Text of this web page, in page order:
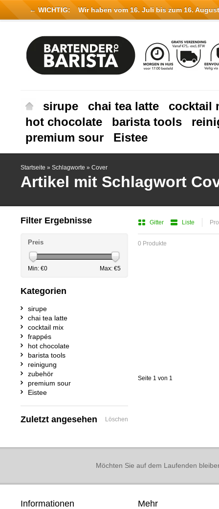
sirupe chai tea latte
cocktail
hot chocolate
barista tools
premium sour
Eistee
Startseite » Schlagworte » Cover
Artikel mit Schlagwort
Gitter Liste
0 Produkte
Seite 1 von 1
Filter Ergebnisse
Preis
Min: €0 Max: €5
Kategorien
sirupe
chai tea latte
cocktail mix
frappés
hot chocolate
barista tools
reinigung
zubehör
premium sour
Eistee
Zuletzt angesehen Löschen
Möchten Sie auf dem Laufenden
Informationen Mehr
← WICHTIG: Wir haben vom 16. Juli bis zum 16.